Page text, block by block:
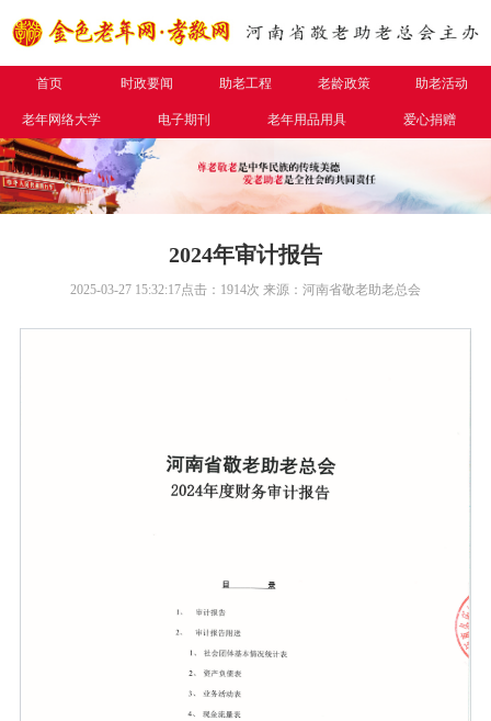
首页 时政要闻 助老工程 老龄政策 助老活动
老年网络大学 电子期刊 老年用品用具 爱心捐赠
2024年审计报告
2025-03-27 15:32:17点击： 1914次 来源：河南省敬老助老总会